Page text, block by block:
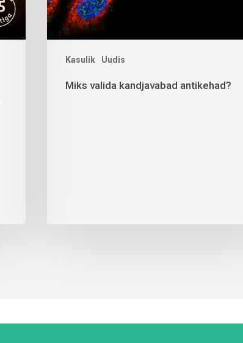
Kasulik Uudis
Miks valida kandjavabad antikehad?